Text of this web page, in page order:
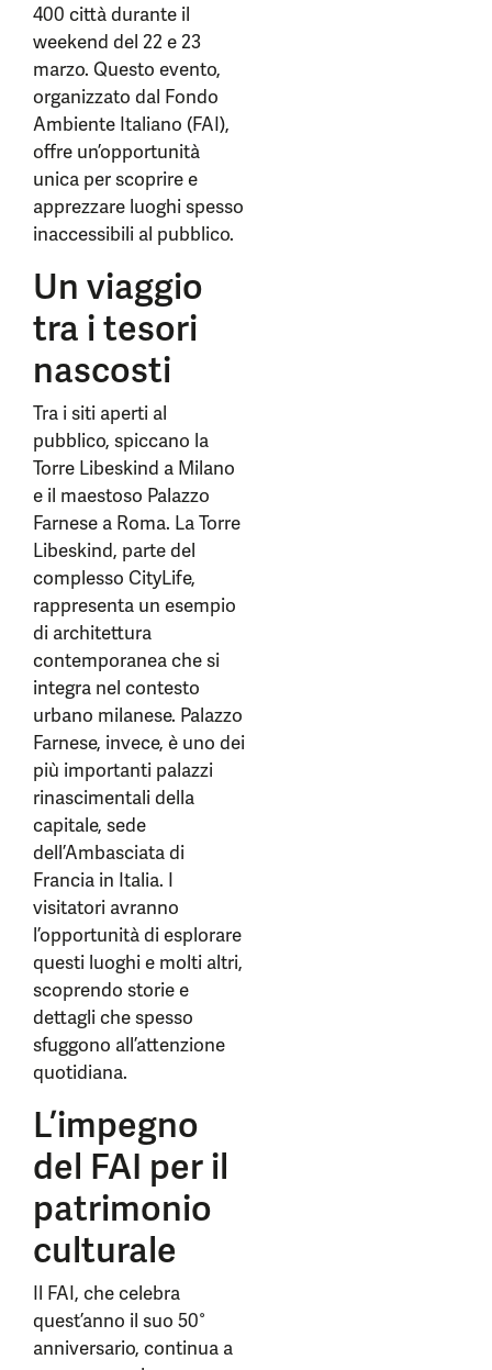
400 città durante il
weekend del 22 e 23
marzo. Questo evento,
organizzato dal Fondo
Ambiente Italiano (FAI),
offre un’opportunità
unica per scoprire e
apprezzare luoghi spesso
inaccessibili al pubblico.
Un viaggio
tra i tesori
nascosti
Tra i siti aperti al
pubblico, spiccano la
Torre Libeskind a Milano
e il maestoso Palazzo
Farnese a Roma. La Torre
Libeskind, parte del
complesso CityLife,
rappresenta un esempio
di architettura
contemporanea che si
integra nel contesto
urbano milanese. Palazzo
Farnese, invece, è uno dei
più importanti palazzi
rinascimentali della
capitale, sede
dell’Ambasciata di
Francia in Italia. I
visitatori avranno
l’opportunità di esplorare
questi luoghi e molti altri,
scoprendo storie e
dettagli che spesso
sfuggono all’attenzione
quotidiana.
L’impegno
del FAI per il
patrimonio
culturale
Il FAI, che celebra
quest’anno il suo 50°
anniversario, continua a